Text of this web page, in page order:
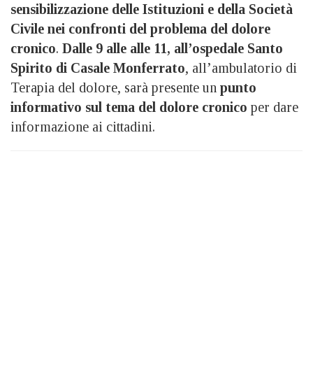
sensibilizzazione delle Istituzioni e della Società
Civile nei confronti del problema del dolore
cronico. Dalle 9 alle alle 11, all’ospedale Santo
Spirito di Casale Monferrato, all’ambulatorio di
Terapia del dolore, sarà presente un punto
informativo sul tema del dolore cronico per dare
informazione ai cittadini.